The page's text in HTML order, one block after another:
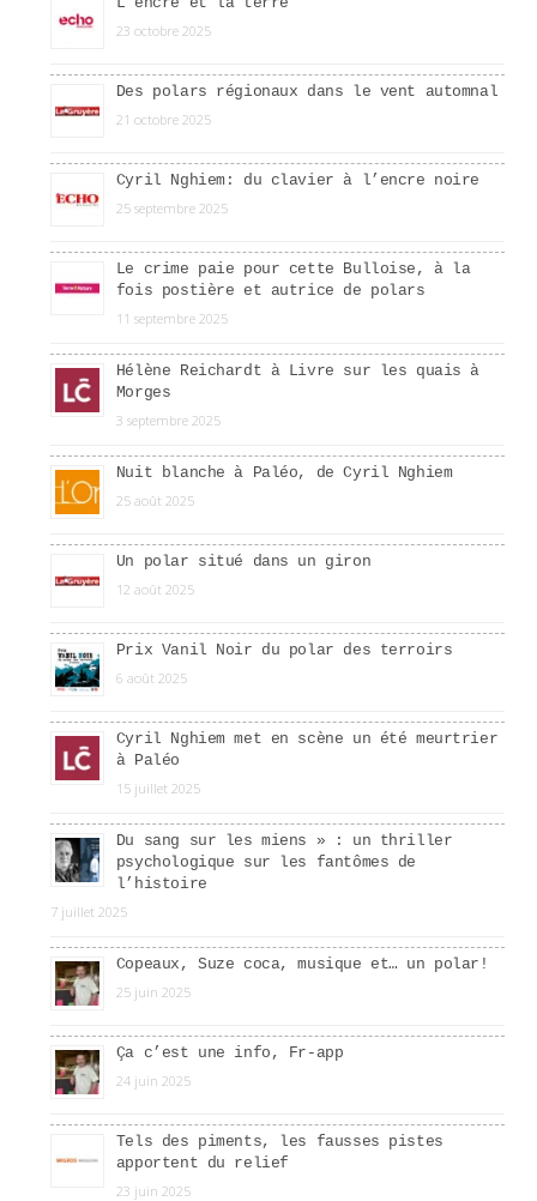
23 octobre 2025
Des polars régionaux dans le vent automnal
21 octobre 2025
Cyril Nghiem: du clavier à l’encre noire
25 septembre 2025
Le crime paie pour cette Bulloise, à la
fois postière et autrice de polars
11 septembre 2025
Hélène Reichardt à Livre sur les quais à
Morges
3 septembre 2025
Nuit blanche à Paléo, de Cyril Nghiem
25 août 2025
Un polar situé dans un giron
12 août 2025
Prix Vanil Noir du polar des terroirs
6 août 2025
Cyril Nghiem met en scène un été meurtrier
à Paléo
15 juillet 2025
Du sang sur les miens » : un thriller
psychologique sur les fantômes de
l’histoire
7 juillet 2025
Copeaux, Suze coca, musique et… un polar!
25 juin 2025
Ça c’est une info, Fr-app
24 juin 2025
Tels des piments, les fausses pistes
apportent du relief
23 juin 2025